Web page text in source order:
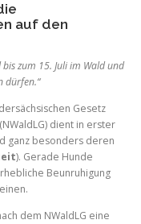
auf den
zum 15. Juli im Wald und
dürfen.“
Gesetz
dient in erster
ganz besonders deren
). Gerade Hunde
Beunruhigung
dem NWaldLG eine